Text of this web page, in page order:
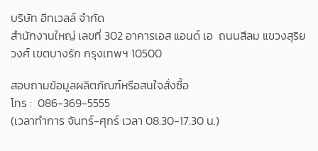
บริษัท อีทเวลล์ จำกัด
สำนักงานใหญ่ เลขที่ 302 อาคารเอส แอนด์ เอ ถนนสีลม แขวงสุริย
วงศ์ เขตบางรัก กรุงเทพฯ 10500
สอบถามข้อมูลผลิตภัณฑ์หรือสนใจสั่งซื้อ
โทร : 086-369-5555
(เวลาทำการ จันทร์-ศุกร์ เวลา 08.30-17.30 น.)